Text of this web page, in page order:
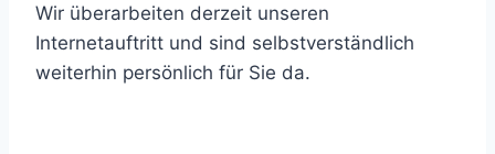
Wir überarbeiten derzeit unseren
Internetauftritt und sind selbstverständlich
weiterhin persönlich für Sie da.